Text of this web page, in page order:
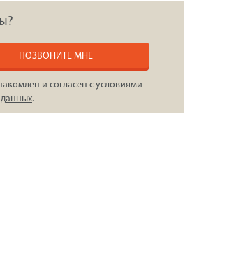
ПОЗВОНИТЕ МНЕ
и согласен с условиями
.